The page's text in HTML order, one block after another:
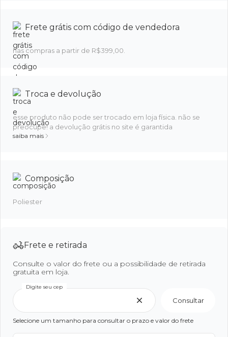
Frete grátis com código de vendedora
nas compras a partir de R$399,00.
Troca e devolução
esse produto não pode ser trocado em loja física. não se
preocupe! a devolução grátis no site é garantida
saiba mais
Composição
Poliester
Frete e retirada
Consulte o valor do frete ou a possibilidade de retirada
gratuita em loja.
Digite seu cep
Consultar
Selecione um tamanho para consultar o prazo e valor do frete